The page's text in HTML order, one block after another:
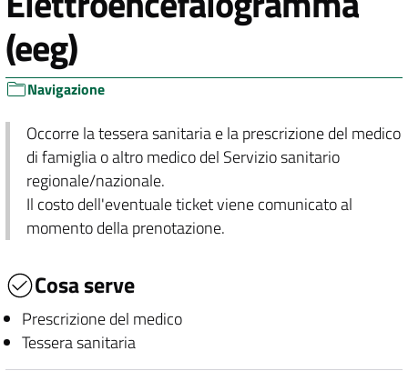
(eeg)
Navigazione
Occorre la tessera sanitaria e la prescrizione del medico
di famiglia o altro medico del Servizio sanitario
regionale/nazionale.
Il costo dell'eventuale ticket viene comunicato al
momento della prenotazione.
Cosa serve
Prescrizione del medico
Tessera sanitaria